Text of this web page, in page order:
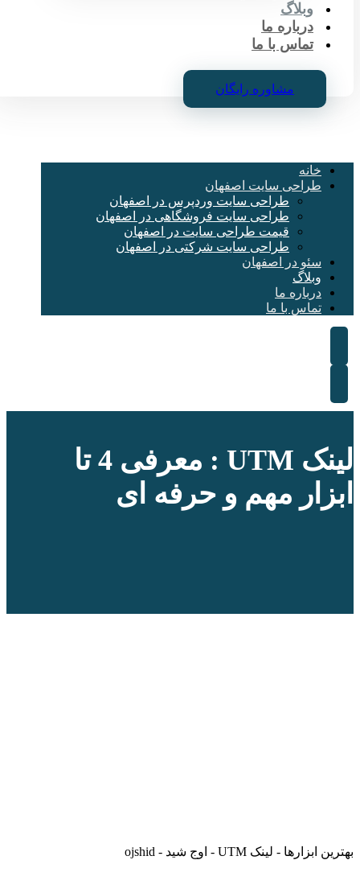
وبلاگ
درباره ما
تماس با ما
مشاوره رایگان
خانه
طراحی سایت اصفهان
طراحی سایت وردپرس در اصفهان
طراحی سایت فروشگاهی در اصفهان
قیمت طراحی سایت در اصفهان
طراحی سایت شرکتی در اصفهان
سئو در اصفهان
وبلاگ
درباره ما
تماس با ما
لینک UTM : معرفی 4 تا
ابزار مهم و حرفه ای
بهترین ابزارها - لینک UTM - اوج شید - ojshid